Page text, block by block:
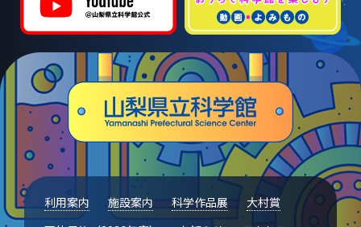
動画配信
利用案内 施設案内 科学作品展
大村賞